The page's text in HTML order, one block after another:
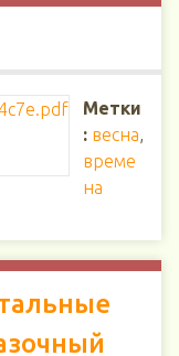
Метки
: весна,
време
на